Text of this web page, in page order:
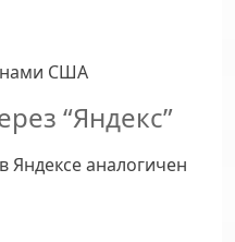
США
“Яндекс”
Яндексе аналогичен